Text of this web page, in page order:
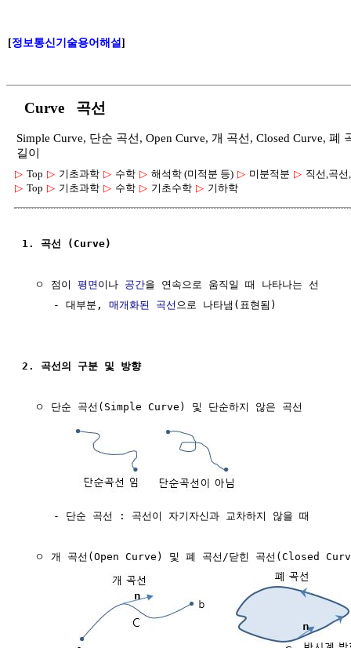
[정보통신기술용어해설]
Curve 곡선
Simple Curve, 단순 곡선, Open Curve, 개 곡선, Closed Curve,
길이
▷ Top ▷ 기초과학 ▷ 수학 ▷ 해석학 (미적분 등) ▷ 미분적분 ▷ 직선,곡
▷ Top ▷ 기초과학 ▷ 수학 ▷ 기초수학 ▷ 기하학
1. 곡선 (Curve)
  ㅇ 점이
평면 이나 공간을 연속으로 움직일 때 나타나는 선
     - 대부분,
매개화된 곡선 으로 나타냄(표현됨)
2. 곡선의 구분 및 방향
  ㅇ 단순 곡선(Simple Curve) 및 단순하지 않은 곡선
     - 단순 곡선 : 곡선이 자기자신과 교차하지 않을 때
ㅇ 개 곡선(Open Curve) 및 폐 곡선/닫힌 곡선(Closed